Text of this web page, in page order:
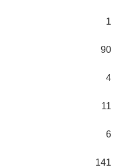
1
90
4
11
6
141